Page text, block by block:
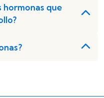
hormonas que